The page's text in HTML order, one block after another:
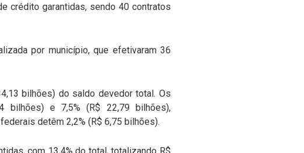
crédito garantidas, sendo 40 contratos
por município, que efetivaram 36
bilhões) do saldo devedor total. Os
bilhões) e 7,5% (R$ 22,79 bilhões),
detêm 2,2% (R$ 6,75 bilhões).